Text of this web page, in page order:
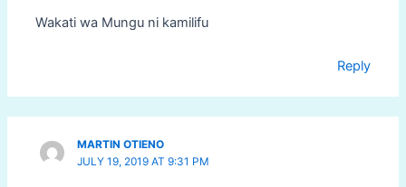
Wakati wa Mungu ni kamilifu
Reply
MARTIN OTIENO
JULY 19, 2019 AT 9:31 PM